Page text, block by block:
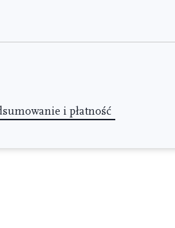
i płatność